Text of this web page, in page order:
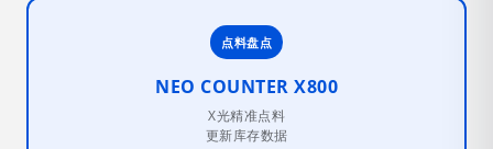
点料盘点
NEO COUNTER X800
X光精准点料
更新库存数据